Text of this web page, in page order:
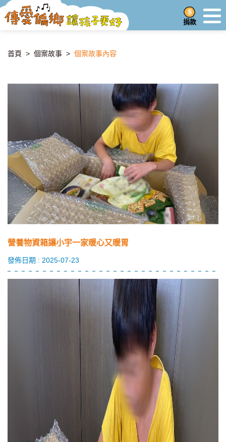
捐款
首頁 > 個案故事 > 個案故事內容
營養物資箱讓小宇一家暖心又暖胃
發佈日期 : 2025-07-23